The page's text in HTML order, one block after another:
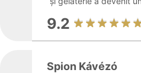
9.2
Spion Kávézó